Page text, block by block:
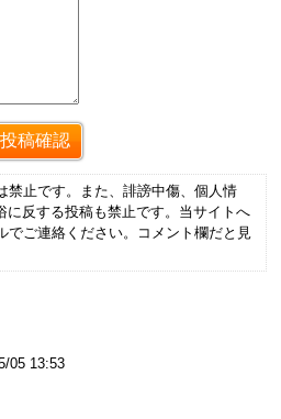
禁止です。また、誹謗中傷、個人情
に反する投稿も禁止です。当サイトへ
でご連絡ください。コメント欄だと見
05 13:53